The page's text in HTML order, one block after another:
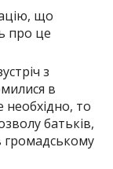
що
про це
з
в
необхідно, то
батьків,
громадському